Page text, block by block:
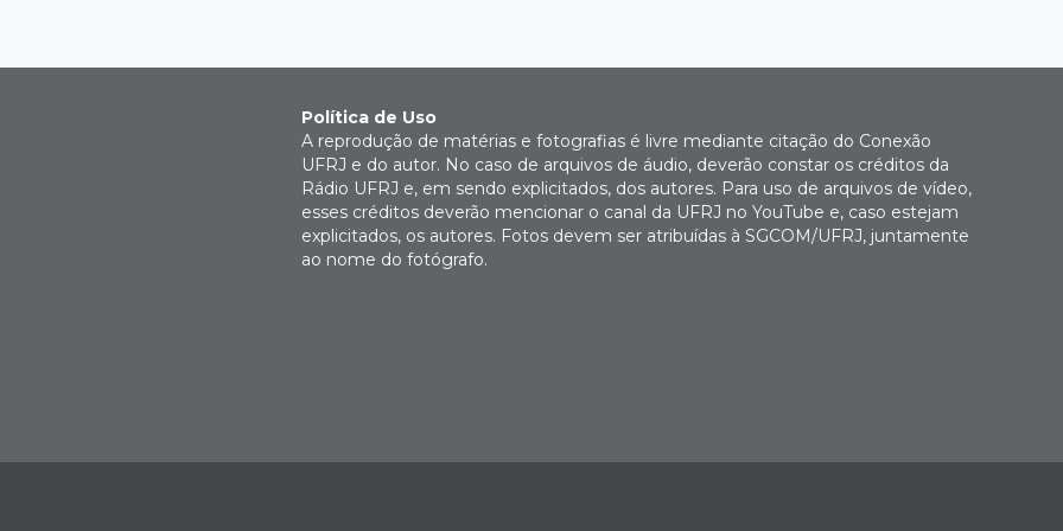
Política de Uso
A reprodução de matérias e fotografias é livre mediante citação do Conexão
UFRJ e do autor. No caso de arquivos de áudio, deverão constar os créditos da
Rádio UFRJ e, em sendo explicitados, dos autores. Para uso de arquivos de vídeo,
esses créditos deverão mencionar o canal da UFRJ no YouTube e, caso estejam
explicitados, os autores. Fotos devem ser atribuídas à SGCOM/UFRJ, juntamente
ao nome do fotógrafo.